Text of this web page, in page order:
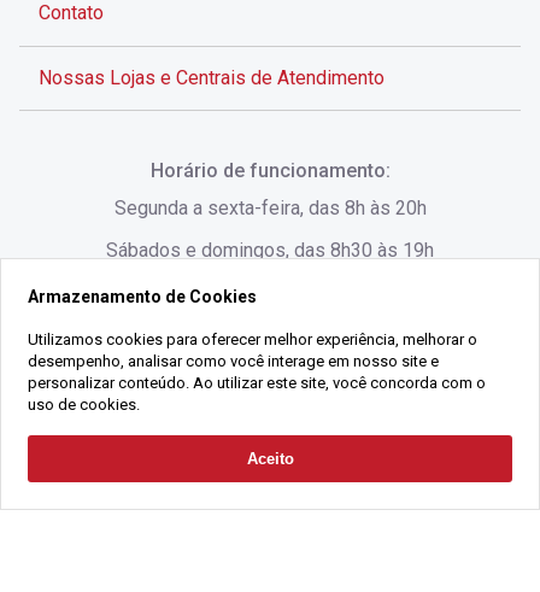
Solicitar Contato
Contato
Nossas Lojas e Centrais de Atendimento
Rua Lauro Linhares, 1080 - Trindade, Florianópolis -
SC
(48) 3220-1045
Alameda César Nascimento, 549, Salas 1, 2 e 3 -
Jurerê, - Florianópolis - SC
Horário de funcionamento:
Segunda a sexta-feira, das 8h às 20h
Sábados e domingos, das 8h30 às 19h
2021 Copyright - Gralha Imóveis CRECI 008060/O - Todos os direitos
CNPJ:18.091.083/0001-37
Armazenamento de Cookies
Utilizamos cookies para oferecer melhor experiência, melhorar o
desempenho, analisar como você interage em nosso site e
personalizar conteúdo. Ao utilizar este site, você concorda com o
uso de cookies.
Aceito